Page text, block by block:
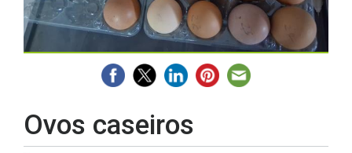
Ovos caseiros